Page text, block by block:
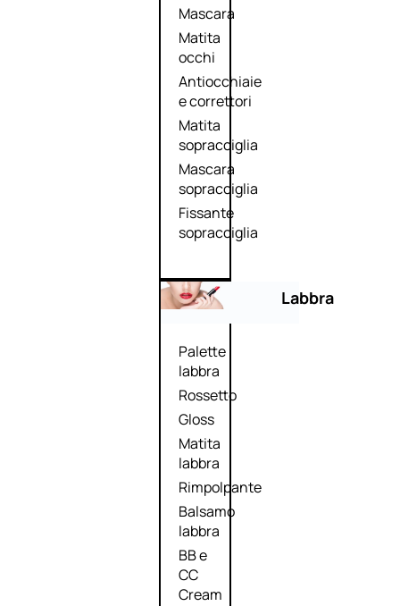
Mascara
Matita
occhi
Antiocchiaie
e correttori
Matita
sopracciglia
Mascara
sopracciglia
Fissante
sopracciglia
Labbra
Palette
labbra
Rossetto
Gloss
Matita
labbra
Rimpolpante
Balsamo
labbra
BB e
CC
Cream